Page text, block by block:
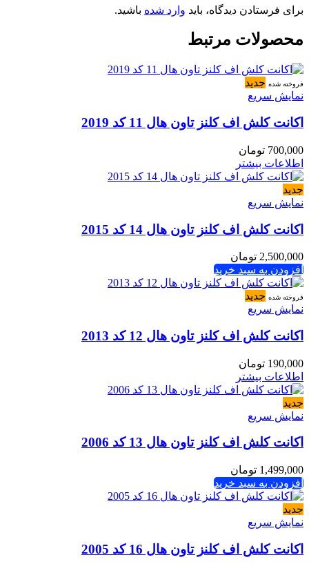
برای فرستادن دیدگاه، باید وارد شده باشید.
محصولات مرتبط
فروخته شده جدید
نمایش سریع
اکانت کلش اف کلنز تاون هال 11 کد 2019
700,000 تومان
اطلاعات بیشتر
جدید
نمایش سریع
اکانت کلش اف کلنز تاون هال 14 کد 2015
2,500,000 تومان
افزودن به سبد خرید
فروخته شده جدید
نمایش سریع
اکانت کلش اف کلنز تاون هال 12 کد 2013
190,000 تومان
اطلاعات بیشتر
جدید
نمایش سریع
اکانت کلش اف کلنز تاون هال 13 کد 2006
1,499,000 تومان
افزودن به سبد خرید
جدید
نمایش سریع
اکانت کلش اف کلنز تاون هال 16 کد 2005